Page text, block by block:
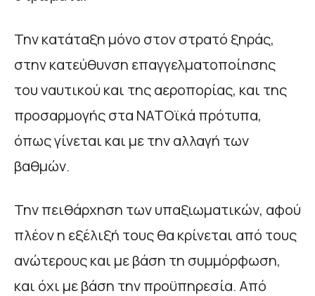
Την κατάταξη μόνο στον στρατό ξηράς,
στην κατεύθυνση επαγγελματοποίησης
του ναυτικού και της αεροπορίας, και της
προσαρμογής στα ΝΑΤΟϊκά πρότυπα,
όπως γίνεται και με την αλλαγή των
βαθμών.
Την πειθάρχηση των υπαξιωματικών, αφού
πλέον η εξέλιξή τους θα κρίνεται από τους
ανώτερους και με βάση τη συμμόρφωση,
και όχι με βάση την προϋπηρεσία. Από